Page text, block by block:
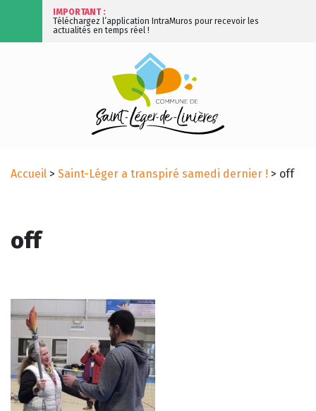
IMPORTANT :
Téléchargez l’application IntraMuros pour recevoir les
actualités en temps réel !
Accueil > Saint-Léger a transpiré samedi dernier ! > off
off